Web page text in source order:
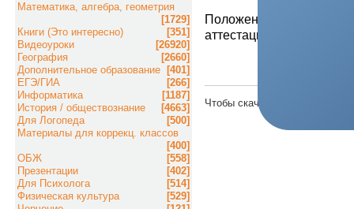
Положение о мобильных
аттестации
Чтобы скачать материал,
Математика, алгебра, геометрия
[1729]
Книги (Это интересно)
[351]
Видеоуроки
[26920]
География
[2660]
Дополнительное образование
[401]
ЕГЭ/ГИА
[266]
Информатика
[1187]
История / обществознание
[4663]
Для Логопеда
[500]
Материалы для коррекц. классов
[400]
ОБЖ
[558]
Презентации
[402]
Для Психолога
[514]
Физическая культура
[529]